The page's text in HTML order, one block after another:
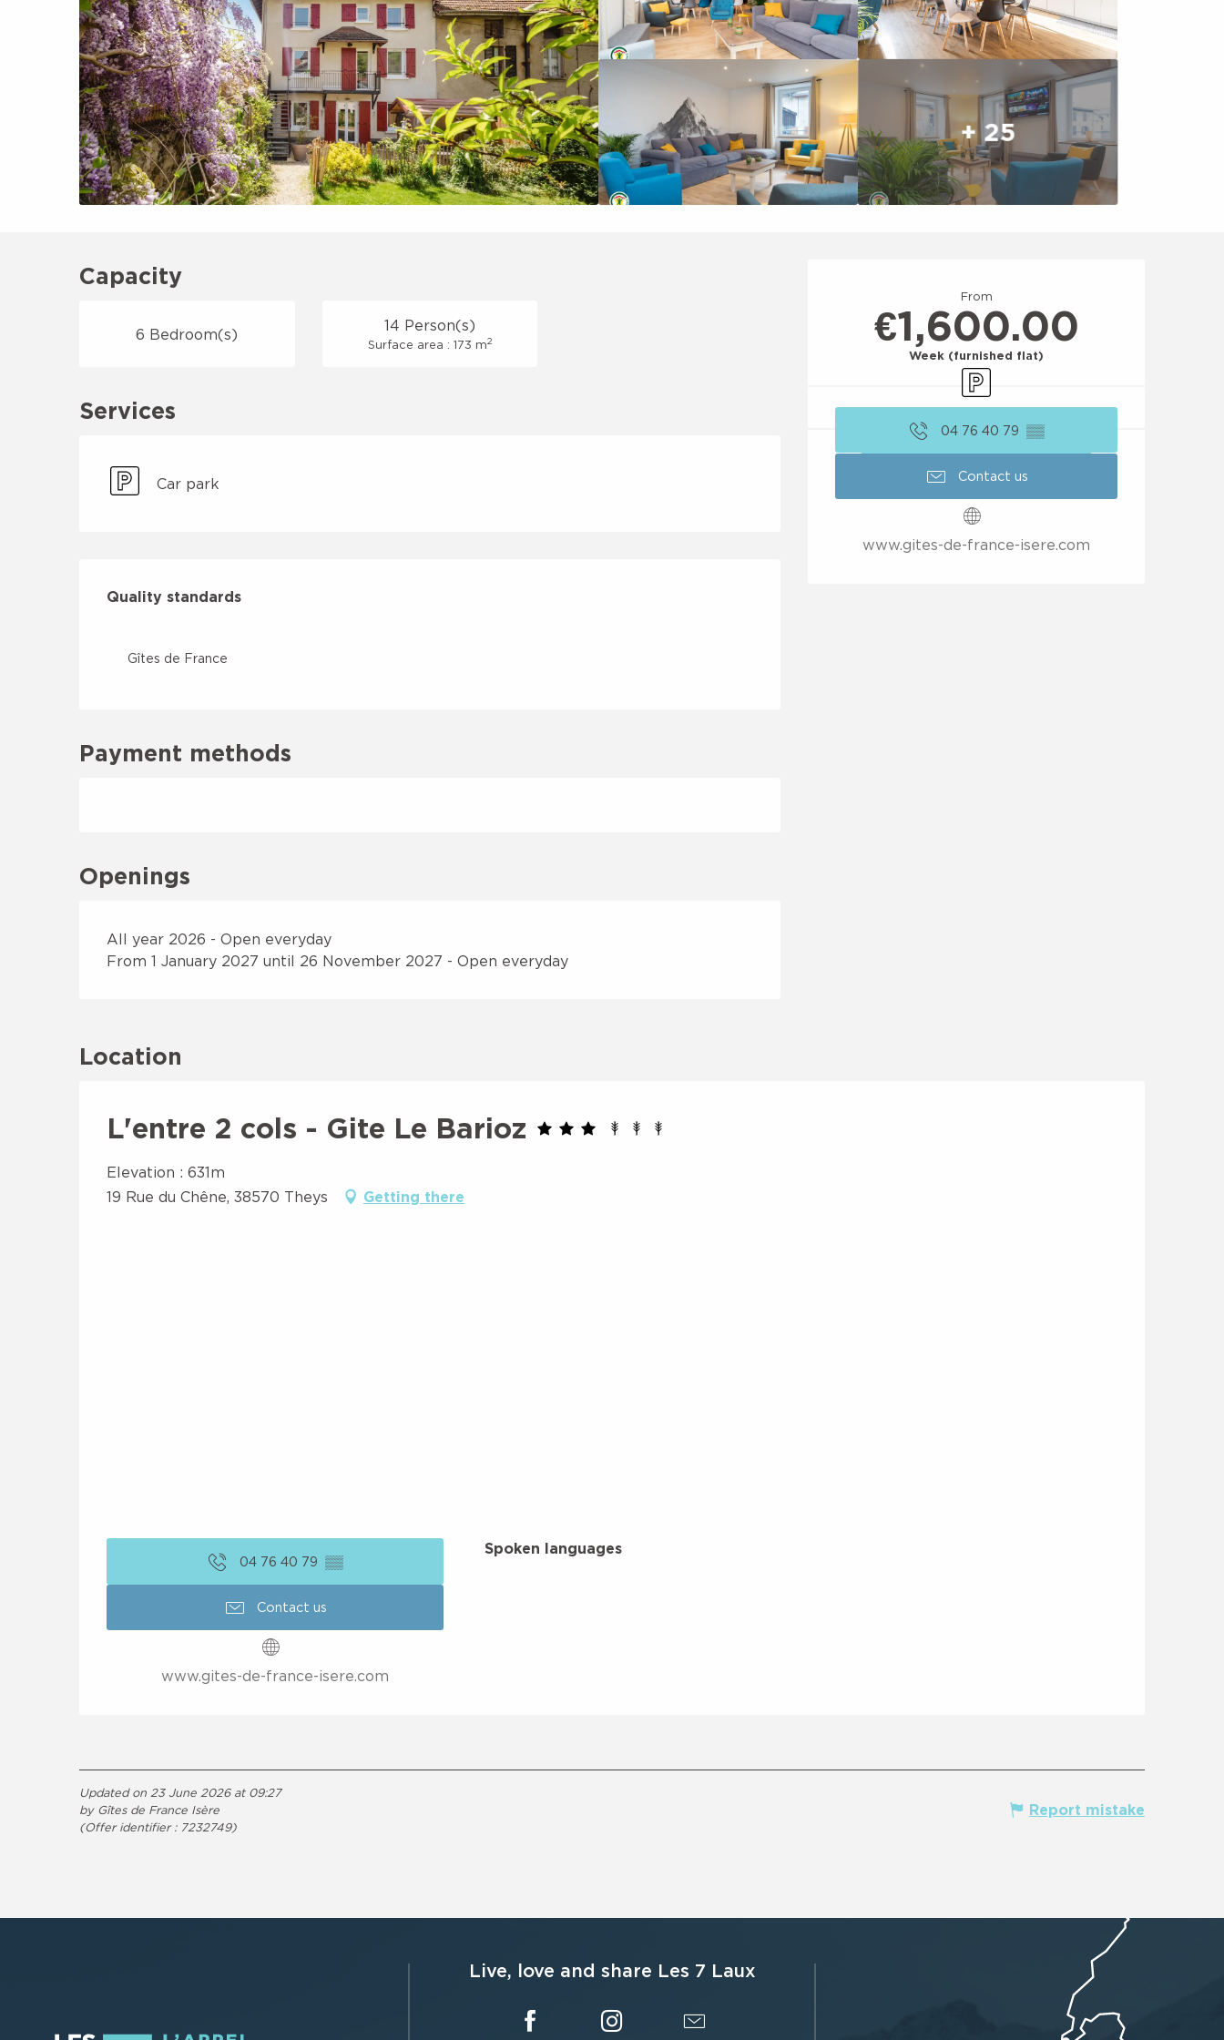
+ 25
Opening hours &
From
€1,600.00
Week (furnished flat)
Car park
04 76 40 79 ▒▒
Contact us
www.gites-de-france-isere.com
Capacity
6 Bedroom(s)
14 Person(s)
Surface area : 173 m2
Services
Car park
Services offered
Quality standards
Quality standards
Gîtes de France
Payment methods
Openings
All year 2026 - Open everyday
From 1 January 2027 until 26 November 2027 - Open everyday
Location
L'entre 2 cols - Gite Le Barioz
Elevation : 631m
19 Rue du Chêne, 38570 Theys
Getting there
04 76 40 79 ▒▒
Contact us
www.gites-de-france-isere.com
Spoken languages
Spoken languages
Updated on 23 June 2026 at 09:27
by Gîtes de France Isère
(Offer identifier : 7232749)
Report mistake
Live, love and share Les 7 Laux